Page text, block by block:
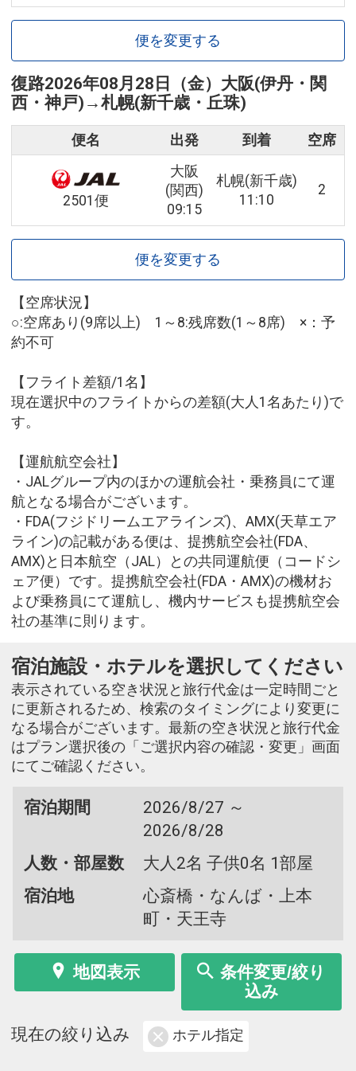
便を変更する
復路2026年08月28日（金） 大阪(伊丹・関
西・神戸) →札幌(新千歳・丘珠)
便名 出発 到着 空席
2501便
大阪
(関西)
09:15
札幌(新千歳)
11:10
2
便を変更する
【空席状況】
○:空席あり(9席以上) 1～8:残席数(1～8席) ×：予
約不可
【フライト差額/1名】
現在選択中のフライトからの差額(大人1名あたり)で
す。
【運航航空会社】
・JALグループ内のほかの運航会社・乗務員にて運
航となる場合がございます。
・FDA(フジドリームエアラインズ)、AMX(天草エア
ライン)の記載がある便は、提携航空会社(FDA、
AMX)と日本航空（JAL）との共同運航便（コードシ
ェア便）です。提携航空会社(FDA・AMX)の機材お
よび乗務員にて運航し、機内サービスも提携航空会
社の基準に則ります。
宿泊施設・ホテルを選択してください
表示されている空き状況と旅行代金は一定時間ごと
に更新されるため、検索のタイミングにより変更に
なる場合がございます。最新の空き状況と旅行代金
はプラン選択後の「ご選択内容の確認・変更」画面
にてご確認ください。
宿泊期間
2026/8/27 ～
2026/8/28
人数・部屋数
大人2名 子供0名 1部屋
宿泊地
心斎橋・なんば・上本
町・天王寺
地図表示
条件変更/絞り
込み
現在の絞り込み ホテル指定